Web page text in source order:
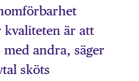
kvaliteten är att
andra, säger
sköts